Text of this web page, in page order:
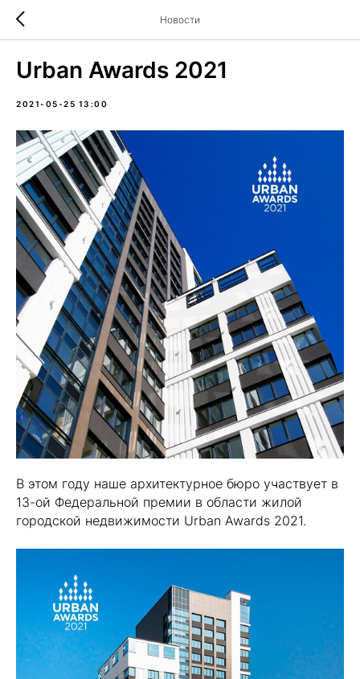
Новости
Urban Awards 2021
2021-05-25 13:00
В этом году наше архитектурное бюро участвует в
13-ой Федеральной премии в области жилой
городской недвижимости Urban Awards 2021.